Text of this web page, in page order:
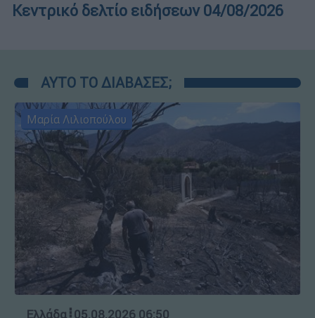
Κεντρικό δελτίο ειδήσεων 04/08/2026
ΑΥΤΟ ΤΟ ΔΙΑΒΑΣΕΣ;
Μαρία Λιλιοπούλου
Ελλάδα┋05.08.2026 06:50